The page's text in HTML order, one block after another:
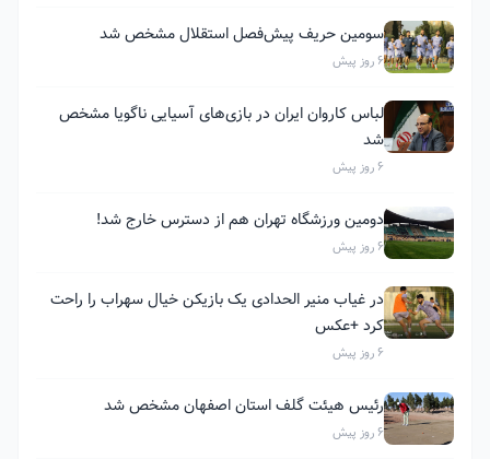
سومین حریف پیش‌فصل استقلال مشخص شد
6 روز پیش
لباس کاروان ایران در بازی‌های آسیایی ناگویا مشخص
شد
6 روز پیش
دومین ورزشگاه تهران هم از دسترس خارج شد!
6 روز پیش
در غیاب منیر الحدادی یک بازیکن خیال سهراب را راحت
کرد +عکس
6 روز پیش
رئیس هیئت گلف استان اصفهان مشخص شد
6 روز پیش